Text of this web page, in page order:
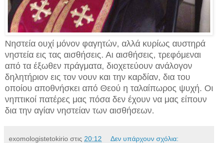
Νηστεία ουχί μόνον φαγητών, αλλά κυρίως αυστηρά
νηστεία εις τας αισθήσεις. Αι αισθήσεις, τρεφόμεναι
από τα έξωθεν πράγματα, διοχετεύουν ανάλογον
δηλητήριον εις τον νουν και την καρδίαν, δια του
οποίου αποθνήσκει από Θεού η ταλαίπωρος ψυχή. Οι
νηπτικοί πατέρες μας πόσα δεν έχουν να μας είπουν
δια την αγίαν νηστείαν των αισθήσεων.
exomologistetokirio στις 20:12 Δεν υπάρχουν σχόλια: